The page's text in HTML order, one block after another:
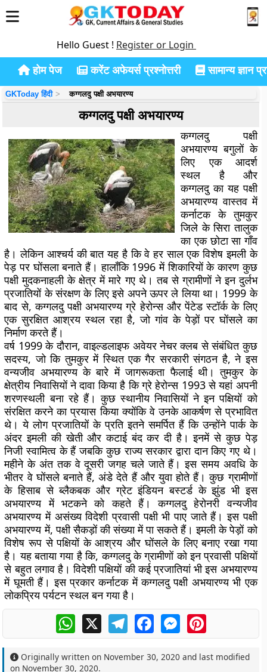
Hello Guest ! Register or Login
होम पेज करेंट अफेयर्स प्रश्नोत्तरी सामान्य ज्ञान
GKToday हिंदी कग्गलदु पक्षी अभयारण्य
कग्गलदु पक्षी अभयारण्य
कग्गलदु पक्षी
अभयारण्य बगुलों के
लिए एक आदर्श
स्थल है और
कग्गलदु का यह पक्षी
अभयारण्य वास्तव में
कर्नाटक के तुमकुर
जिले के सिरा तालुक
का एक छोटा सा गाँव
है। लेकिन आश्चर्य की बात यह है कि वे हर साल एक विशेष इमली के
पेड़ पर घोंसला बनाते हैं। हालाँकि 1996 में शिकारियों के कारण कुछ
पक्षी मुदकनाहली के क्षेत्र में मारे गए थे। तब से ग्रामीणों ने इन दुर्लभ
प्रजातियों के संरक्षण के लिए इसे अपने ऊपर ले लिया था। 1999 के
बाद से, कग्गलदु पक्षी अभयारण्य ग्रे हेरोन्स और पेंटेड स्टॉर्क के लिए
एक सुरक्षित आश्रय स्थल रहा है, जो गांव के पेड़ों पर घोंसले का
निर्माण करते हैं।
वर्ष 1999 के दौरान, वाइल्डलाइफ अवेयर नेचर क्लब से संबंधित कुछ
सदस्य, जो कि तुमकुर में स्थित एक गैर सरकारी संगठन है, ने इस
वन्यजीव अभयारण्य के बारे में जागरूकता फैलाई थी। तुमकुर के
क्षेत्रीय निवासियों ने दावा किया है कि ग्रे हेरोन्स 1993 से यहां अपनी
शरणस्थली बना रहे हैं। कुछ स्थानीय निवासियों ने इन पक्षियों को
संरक्षित करने का प्रयास किया क्योंकि वे उनके आकर्षण से प्रभावित
थे। ये लोग प्रजातियों के प्रति इतने समर्पित हैं कि उन्होंने पार्क के
अंदर इमली की खेती और कटाई बंद कर दी है। इनमें से कुछ पेड़
निजी स्वामित्व के हैं जबकि कुछ राज्य सरकार द्वारा दान किए गए थे।
महीने के अंत तक वे दूसरी जगह चले जाते हैं। इस समय अवधि के
भीतर वे घोंसले बनाते हैं, अंडे देते हैं और युवा होते हैं। कुछ ग्रामीणों
के हिसाब से ब्लैकबक और ग्रेट इंडियन बस्टर्ड के झुंड भी इस
अभयारण्य में भटकने को कहते हैं। कग्गलदु हेरोनरी वन्यजीव
अभयारण्य में असंख्य विदेशी प्रवासी पक्षी भी पाए जाते हैं। इस पक्षी
अभयारण्य में, पक्षी सैकड़ों की संख्या में पा सकते हैं। इमली के पेड़ों को
विशेष रूप से पक्षियों के आश्रय और घोंसले के लिए बनाए रखा गया
है। यह बताया गया है कि, कग्गलदु के ग्रामीणों को इन प्रवासी पक्षियों
से बहुत लगाव है। विदेशी पक्षियों की कई प्रजातियां भी इस अभयारण्य
में घूमती हैं। इस प्रकार कर्नाटक में कग्गलदु पक्षी अभयारण्य भी एक
लोकप्रिय पर्यटन स्थल बन गया है।
WhatsApp
X TelegramFacebookMessengerPinterest
Originally written on November 30, 2020 and last modified
on November 30, 2020.